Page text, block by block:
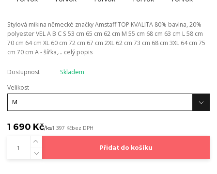
Stylová mikina německé značky Amstaff TOP KVALITA 80% bavlna, 20%
polyester VEL A B C S 53 cm 65 cm 62 cm M 55 cm 68 cm 63 cm L 58 cm
70 cm 64 cm XL 60 cm 72 cm 67 cm 2XL 62 cm 73 cm 68 cm 3XL 64 cm 75
cm 70 cm A - šířka,... celý popis
Dostupnost
Skladem
Velikost
1 690 Kč/ks1 397 Kčbez DPH
Přidat do košíku